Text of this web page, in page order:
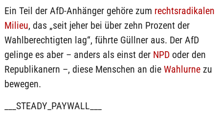
Ein Teil der AfD-Anhänger gehöre zum rechtsradikalen
Milieu, das „seit jeher bei über zehn Prozent der
Wahlberechtigten lag“, führte Güllner aus. Der AfD
gelinge es aber – anders als einst der NPDoder den
Republikanern –, diese Menschen an die Wahlurnezu
bewegen.
___STEADY_PAYWALL___